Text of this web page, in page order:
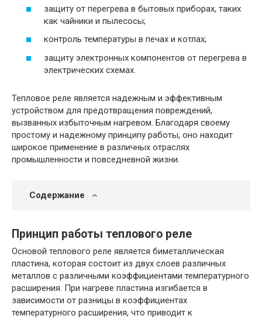
защиту от перегрева в бытовых приборах, таких
как чайники и пылесосы;
контроль температуры в печах и котлах;
защиту электронных компонентов от перегрева в
электрических схемах.
Тепловое реле является надежным и эффективным
устройством для предотвращения повреждений,
вызванных избыточным нагревом. Благодаря своему
простому и надежному принципу работы, оно находит
широкое применение в различных отраслях
промышленности и повседневной жизни.
Содержание
Принцип работы теплового реле
Основой теплового реле является биметаллическая
пластина, которая состоит из двух слоев различных
металлов с различными коэффициентами температурного
расширения. При нагреве пластина изгибается в
зависимости от разницы в коэффициентах
температурного расширения, что приводит к